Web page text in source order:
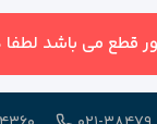
قطع می باشد